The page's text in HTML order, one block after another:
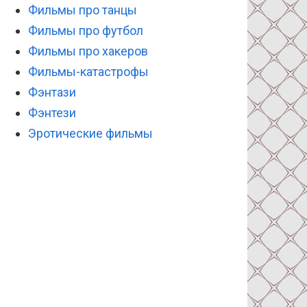
Фильмы про танцы
Фильмы про футбол
Фильмы про хакеров
Фильмы-катастрофы
Фэнтази
Фэнтези
Эротические фильмы